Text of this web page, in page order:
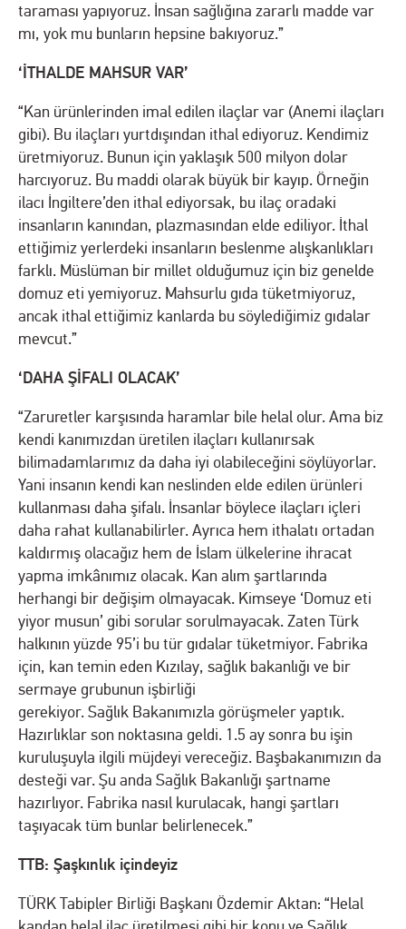
taraması yapıyoruz. İnsan sağlığına zararlı madde var
mı, yok mu bunların hepsine bakıyoruz.”
‘İTHALDE MAHSUR VAR’
“Kan ürünlerinden imal edilen ilaçlar var (Anemi ilaçları
gibi). Bu ilaçları yurtdışından ithal ediyoruz. Kendimiz
üretmiyoruz. Bunun için yaklaşık 500 milyon dolar
harcıyoruz. Bu maddi olarak büyük bir kayıp. Örneğin
ilacı İngiltere’den ithal ediyorsak, bu ilaç oradaki
insanların kanından, plazmasından elde ediliyor. İthal
ettiğimiz yerlerdeki insanların beslenme alışkanlıkları
farklı. Müslüman bir millet olduğumuz için biz genelde
domuz eti yemiyoruz. Mahsurlu gıda tüketmiyoruz,
ancak ithal ettiğimiz kanlarda bu söylediğimiz gıdalar
mevcut.”
‘DAHA ŞİFALI OLACAK’
“Zaruretler karşısında haramlar bile helal olur. Ama biz
kendi kanımızdan üretilen ilaçları kullanırsak
bilimadamlarımız da daha iyi olabileceğini söylüyorlar.
Yani insanın kendi kan neslinden elde edilen ürünleri
kullanması daha şifalı. İnsanlar böylece ilaçları içleri
daha rahat kullanabilirler. Ayrıca hem ithalatı ortadan
kaldırmış olacağız hem de İslam ülkelerine ihracat
yapma imkânımız olacak. Kan alım şartlarında
herhangi bir değişim olmayacak. Kimseye ‘Domuz eti
yiyor musun’ gibi sorular sorulmayacak. Zaten Türk
halkının yüzde 95’i bu tür gıdalar tüketmiyor. Fabrika
için, kan temin eden Kızılay, sağlık bakanlığı ve bir
sermaye grubunun işbirliği
gerekiyor. Sağlık Bakanımızla görüşmeler yaptık.
Hazırlıklar son noktasına geldi. 1.5 ay sonra bu işin
kuruluşuyla ilgili müjdeyi vereceğiz. Başbakanımızın da
desteği var. Şu anda Sağlık Bakanlığı şartname
hazırlıyor. Fabrika nasıl kurulacak, hangi şartları
taşıyacak tüm bunlar belirlenecek.”
TTB: Şaşkınlık içindeyiz
TÜRK Tabipler Birliği Başkanı Özdemir Aktan: “Helal